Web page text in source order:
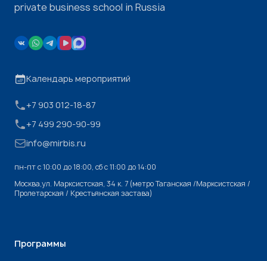
private business school in Russia
Календарь мероприятий
+7 903 012-18-87
+7 499 290-90-99
info@mirbis.ru
пн-пт с 10:00 до 18:00, cб с 11:00 до 14:00
Москва,ул. Марксистская, 34 к. 7 (метро Таганская /Марксистская /
Пролетарская / Крестьянская застава)
Программы